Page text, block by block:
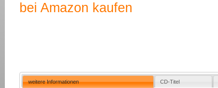
bei Amazon kaufen
weitere Informationen CD-Titel